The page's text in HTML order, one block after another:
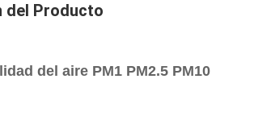
del Producto
del aire PM1 PM2.5 PM10